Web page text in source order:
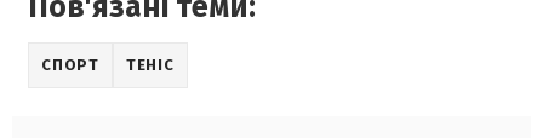
Пов'язані теми:
СПОРТ ТЕНІС